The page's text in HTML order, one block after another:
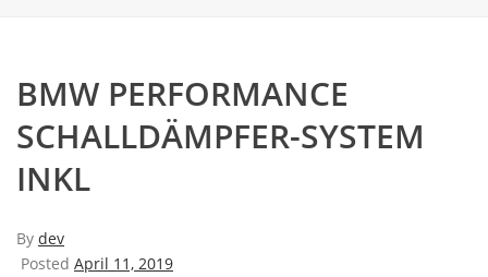
BMW PERFORMANCE
SCHALLDÄMPFER-SYSTEM
INKL
By dev
Posted April 11, 2019